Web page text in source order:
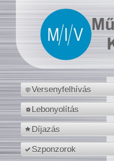
Versenyfelhívás
Lebonyolítás
Díjazás
Szponzorok